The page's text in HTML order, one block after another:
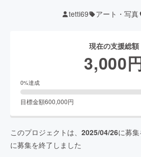
tetti69 アート・写真
現在の支援総額
3,000
0%達成
目標金額600,000円
このプロジェクトは、 2025/04/26に募集
に募集を終了しました